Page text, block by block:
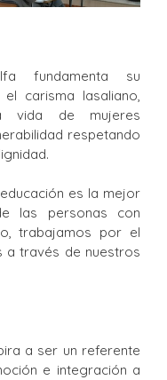
fundamenta su
carisma lasaliano,
vida de mujeres
respetando
es la mejor
las personas con
trabajamos por el
a través de nuestros
a ser un referente
e integración a